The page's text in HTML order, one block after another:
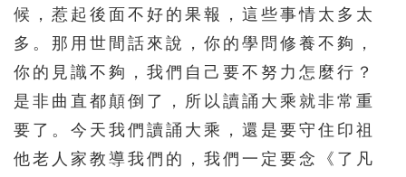
候，惹起後面不好的果報，這些事情太多太
多。那用世間話來說，你的學問修養不夠，
你的見識不夠，我們自己要不努力怎麼行？
是非曲直都顛倒了，所以讀誦大乘就非常重
要了。今天我們讀誦大乘，還是要守住印祖
他老人家教導我們的，我們一定要念《了凡